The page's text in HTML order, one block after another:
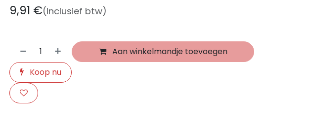
9,91 €(Inclusief btw)
Aan winkelmandje toevoegen
Koop nu